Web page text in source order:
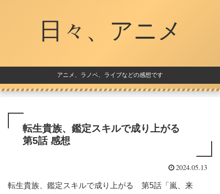
日々、アニメ
アニメ、ラノベ、ライブなどの感想です
転生貴族、鑑定スキルで成り上がる
第5話 感想
2024.05.13
転生貴族、鑑定スキルで成り上がる 第5話「嵐、来